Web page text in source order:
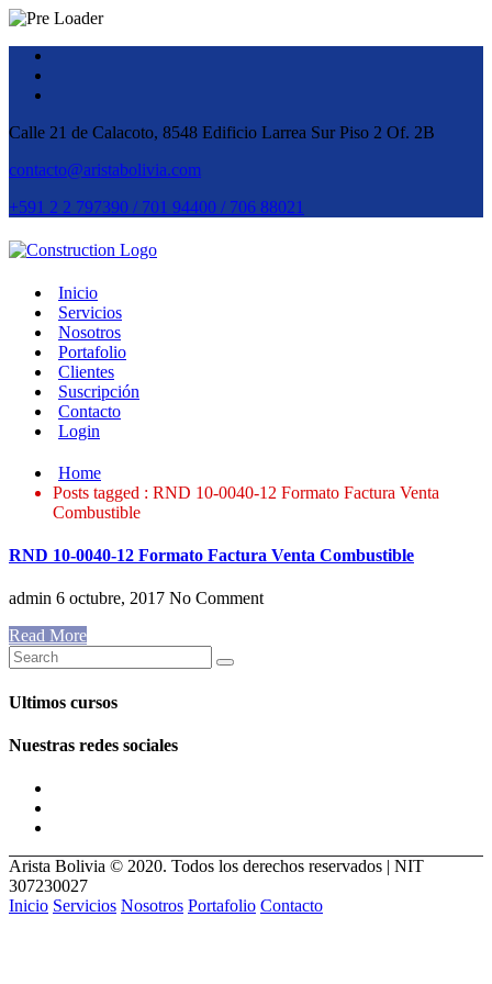
Calle 21 de Calacoto, 8548 Edificio Larrea Sur Piso 2 Of. 2B
contacto@aristabolivia.com
+591 2 2 797390 / 701 94400 / 706 88021
Inicio
Servicios
Nosotros
Portafolio
Clientes
Suscripción
Contacto
Login
Home
Posts tagged : RND 10-0040-12 Formato Factura Venta
Combustible
RND 10-0040-12 Formato Factura Venta Combustible
admin 6 octubre, 2017 No Comment
Read More
Ultimos cursos
Nuestras redes sociales
Arista Bolivia © 2020. Todos los derechos reservados | NIT
307230027
Inicio Servicios Nosotros Portafolio Contacto